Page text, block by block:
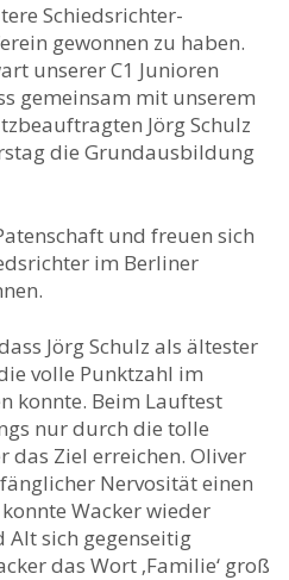
Schiedsrichter-
gewonnen zu haben.
unserer C1 Junioren
gemeinsam mit unserem
Jörg Schulz
die Grundausbildung
und freuen sich
im Berliner
Jörg Schulz als ältester
volle Punktzahl im
konnte. Beim Lauftest
nur durch die tolle
das Ziel erreichen. Oliver
Nervosität einen
Wacker wieder
Alt sich gegenseitig
das Wort ‚Familie‘ groß